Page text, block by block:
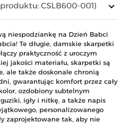
keyboard_arrow_down
CSLB600-001)
niespodziankę na Dzień Babci
Te długie, damskie skarpetki
praktyczność z uroczym
jakości materiału, skarpetki są
ale także doskonale chronią
gwarantując komfort przez cały
ozdobiony subtelnym
igły i nitkę, a także napis
personalizowanego
zaprojektowane tak, aby nie